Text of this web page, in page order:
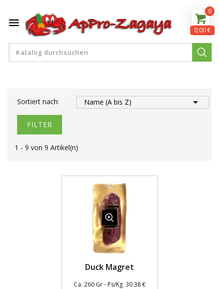

Sortiert nach: Name (A bis Z) 
FILTER
1 - 9 von 9 Artikel(n)
Duck Magret
Ca. 260 Gr - Ps/Kg 30.38 €
0
0,00 €